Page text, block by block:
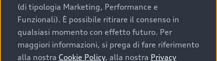
Cosa sapere prima di
acquistare la tua prossima
(di tipologia Marketing, Performance e
Funzionali). È possibile ritirare il consenso in
qualsiasi momento con effetto futuro. Per
maggiori informazioni, si prega di fare riferimento
alla nostra Cookie Policy, alla nostra Privacy